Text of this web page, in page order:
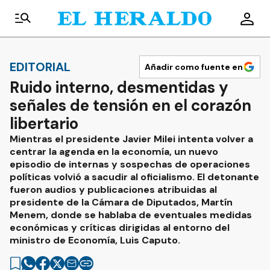
EDITORIAL Añadir como fuente en
Ruido interno, desmentidas y
señales de tensión en el corazón
libertario
Mientras el presidente Javier Milei intenta volver a
centrar la agenda en la economía, un nuevo
episodio de internas y sospechas de operaciones
políticas volvió a sacudir al oficialismo. El detonante
fueron audios y publicaciones atribuidas al
presidente de la Cámara de Diputados, Martín
Menem, donde se hablaba de eventuales medidas
económicas y críticas dirigidas al entorno del
ministro de Economía, Luis Caputo.